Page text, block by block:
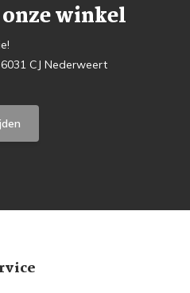
onze winkel
CJ Nederweert